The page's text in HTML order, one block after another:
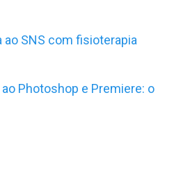
ao SNS com fisioterapia
Photoshop e Premiere: o